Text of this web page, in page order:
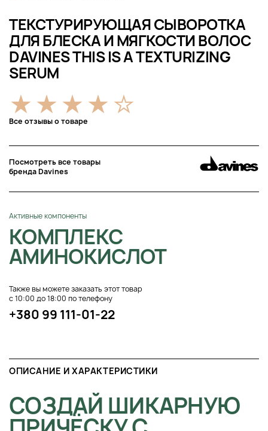
ТЕКСТУРИРУЮЩАЯ СЫВОРОТКА
ДЛЯ БЛЕСКА И МЯГКОСТИ ВОЛОС
DAVINES THIS IS A TEXTURIZING
SERUM
Все отзывы о товаре
Посмотреть все товары
бренда Davines
Активные компоненты
КОМПЛЕКС
АМИНОКИСЛОТ
Также вы можете заказать этот товар
с 10:00 до 18:00 по телефону
+380 99 111-01-22
ОПИСАНИЕ И ХАРАКТЕРИСТИКИ
СОЗДАЙ ШИКАРНУЮ